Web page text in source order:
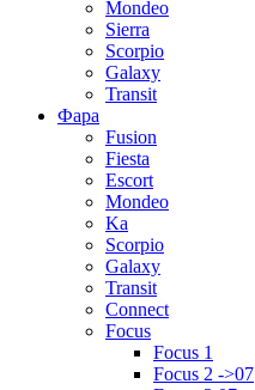
Mondeo
Sierra
Scorpio
Galaxy
Transit
Фара
Fusion
Fiesta
Escort
Mondeo
Ka
Scorpio
Galaxy
Transit
Connect
Focus
Focus 1
Focus 2 ->07